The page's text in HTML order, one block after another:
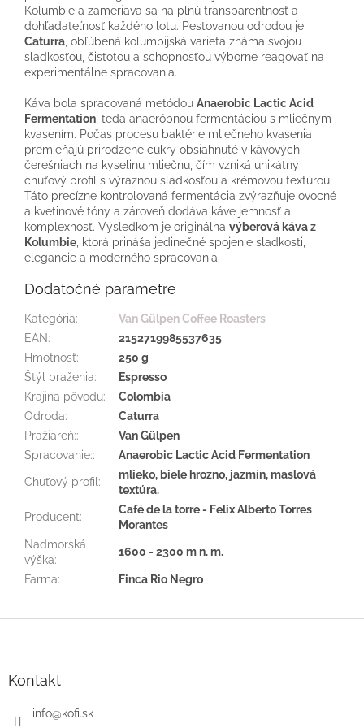
Kolumbie a zameriava sa na plnú transparentnosť a
dohľadateľnosť každého lotu. Pestovanou odrodou je
Caturra , obľúbená kolumbijská varieta známa svojou
sladkosťou, čistotou a schopnosťou výborne reagovať na
experimentálne spracovania.
Káva bola spracovaná metódou Anaerobic Lactic Acid
Fermentation , teda anaeróbnou fermentáciou s mliečnym
kvasením. Počas procesu baktérie mliečneho kvasenia
premieňajú prirodzené cukry obsiahnuté v kávových
čerešniach na kyselinu mliečnu, čím vzniká unikátny
chuťový profil s výraznou sladkosťou a krémovou textúrou.
Táto precízne kontrolovaná fermentácia zvýrazňuje ovocné
a kvetinové tóny a zároveň dodáva káve jemnosť a
komplexnosť. Výsledkom je originálna výberová káva z
Kolumbie , ktorá prináša jedinečné spojenie sladkosti,
elegancie a moderného spracovania.
Dodatočné parametre
Kategória:
Van Gülpen Coffee Roasters
EAN:
2152719985537635
Hmotnosť:
250 g
Štýl praženia:
Espresso
Krajina pôvodu:
Colombia
Odroda:
Caturra
Pražiareň::
Van Gülpen
Spracovanie:: Anaerobic Lactic Acid Fermentation
Chuťový profil :
mlieko, biele hrozno, jazmín, maslová
textúra.
Producent:
Café de la torre - Felix Alberto Torres
Morantes
Nadmorská
výška:
1600 - 2300 m n. m.
Farma: Finca Rio Negro
Kontakt
info@kofi.sk